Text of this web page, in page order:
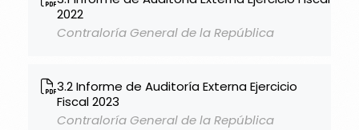
2022
Contraloría General de la República
3.2 Informe de Auditoría Externa Ejercicio
Fiscal 2023
Contraloría General de la República